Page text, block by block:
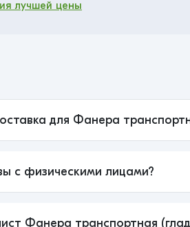
лучшей цены
для Фанера
с физическими лицами?
Фанера транспортная